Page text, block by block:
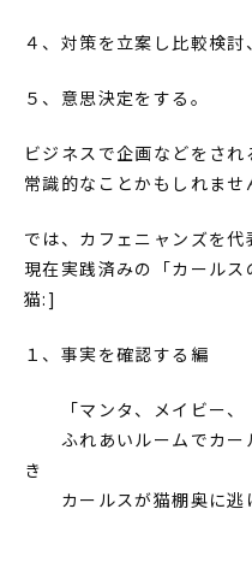
４、対策を立案し比較検討
５、意思決定をする。
ビジネスで企画などをされ
常識的なことかもしれませ
では、カフェニャンズを代
現在実践済みの「カール
猫:]
１、事実を確認する編
「マンタ、メイビー、
ふれあいルームでカー
き
カールスが猫棚奥に逃